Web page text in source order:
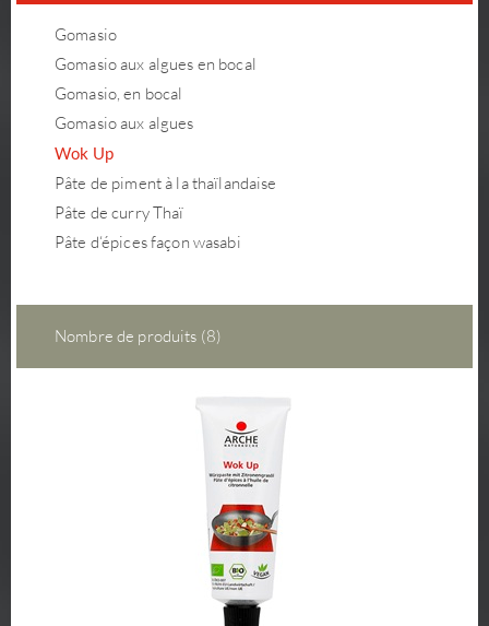
Gomasio
Gomasio aux algues en bocal
Gomasio, en bocal
Gomasio aux algues
Wok Up
Pâte de piment à la thaïlandaise
Pâte de curry Thaï
Pâte d‘épices façon wasabi
Nombre de produits (8)